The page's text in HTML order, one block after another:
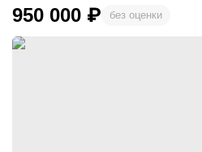
950 000 ₽ без оценки